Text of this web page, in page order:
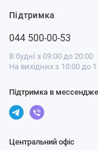
Підтримка
044 500-00-53
В будні з 09:00 до 20:00
На вихідних з 10:00 до
Підтримка в
Центральний офіс